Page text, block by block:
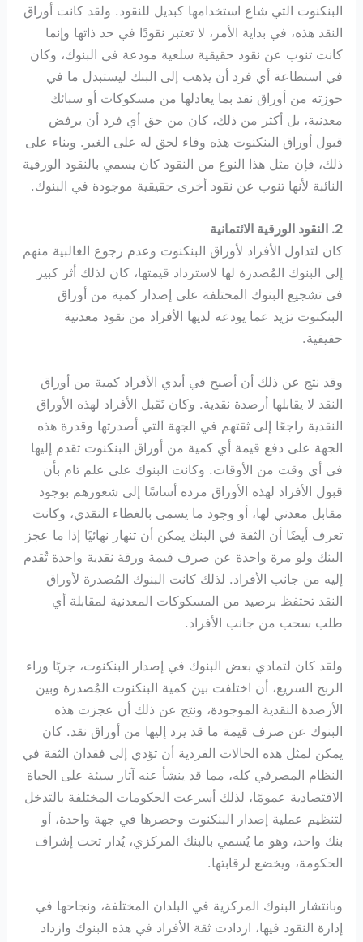
البنكنوت التي شاع استخدامها كبديل للنقود. ولقد كانت أوراق
النقد هذه، في بداية الأمر، لا تعتبر نقودًا في حد ذاتها وإنما
كانت تنوب عن نقود حقيقية سلعية مودعة في البنوك، وكان
في استطاعة أي فرد أن يذهب إلى البنك ليستبدل ما في
حوزته من أوراق نقد بما يعادلها من مسكوكات أو سبائك
معدنية، بل أكثر من ذلك، كان من حق أي فرد أن يرفض
قبول أوراق البنكنوت هذه وفاء لحق له على الغير. وبناء على
ذلك، فإن مثل هذا النوع من النقود كان يسمي بالنقود الورقية
النائبة لأنها تنوب عن نقود أخرى حقيقية موجودة في البنوك.
2. النقود الورقية الائتمانية
كان لتداول الأفراد لأوراق البنكنوت وعدم رجوع الغالبية منهم
إلى البنوك المُصدرة لها لاسترداد قيمتها، كان لذلك أثر كبير
في تشجيع البنوك المختلفة على إصدار كمية من أوراق
البنكنوت تزيد عما يودعه لديها الأفراد من نقود معدنية
حقيقية.
وقد نتج عن ذلك أن أصبح في أيدي الأفراد كمية من أوراق
النقد لا يقابلها أرصدة نقدية. وكان تَقَبل الأفراد لهذه الأوراق
النقدية راجعًا إلى ثقتهم في الجهة التي أصدرتها وقدرة هذه
الجهة على دفع قيمة أي كمية من أوراق البنكنوت تقدم إليها
في أي وقت من الأوقات. وكانت البنوك على علم تام بأن
قبول الأفراد لهذه الأوراق مرده أساسًا إلى شعورهم بوجود
مقابل معدني لها، أو وجود ما يسمى بالغطاء النقدي، وكانت
تعرف أيضًا أن الثقة في البنك يمكن أن تنهار نهائيًا إذا ما عجز
البنك ولو مرة واحدة عن صرف قيمة ورقة نقدية واحدة تُقدم
إليه من جانب الأفراد. لذلك كانت البنوك المُصدرة لأوراق
النقد تحتفظ برصيد من المسكوكات المعدنية لمقابلة أي
طلب سحب من جانب الأفراد.
ولقد كان لتمادي بعض البنوك في إصدار البنكنوت، جريًا وراء
الربح السريع، أن اختلفت بين كمية البنكنوت المُصدرة وبين
الأرصدة النقدية الموجودة، ونتج عن ذلك أن عجزت هذه
البنوك عن صرف قيمة ما قد يرد إليها من أوراق نقد. كان
يمكن لمثل هذه الحالات الفردية أن تؤدي إلى فقدان الثقة في
النظام المصرفي كله، مما قد ينشأ عنه آثار سيئة على الحياة
الاقتصادية عمومًا، لذلك أسرعت الحكومات المختلفة بالتدخل
لتنظيم عملية إصدار البنكنوت وحصرها في جهة واحدة، أو
بنك واحد، وهو ما يُسمي بالبنك المركزي، يُدار تحت إشراف
الحكومة، ويخضع لرقابتها.
وبانتشار البنوك المركزية في البلدان المختلفة، ونجاحها في
إدارة النقود فيها، ازدادت ثقة الأفراد في هذه البنوك وازداد